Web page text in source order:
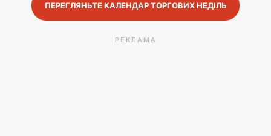
ПЕРЕГЛЯНЬТЕ КАЛЕНДАР ТОРГОВИХ НЕДІЛЬ
РЕКЛАМА